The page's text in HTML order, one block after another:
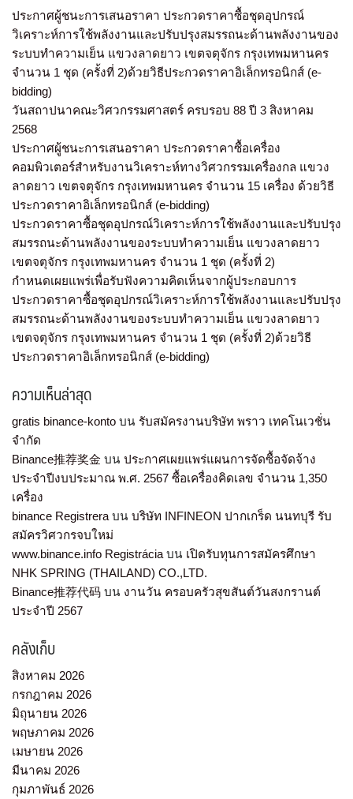
ประกาศผู้ชนะการเสนอราคา ประกวดราคาซื้อชุดอุปกรณ์
วิเคราะห์การใช้พลังงานและปรับปรุงสมรรถนะด้านพลังงานของ
ระบบทำความเย็น แขวงลาดยาว เขตจตุจักร กรุงเทพมหานคร
จำนวน 1 ชุด (ครั้งที่ 2)ด้วยวิธีประกวดราคาอิเล็กทรอนิกส์ (e-
bidding)
วันสถาปนาคณะวิศวกรรมศาสตร์ ครบรอบ 88 ปี 3 สิงหาคม
2568
ประกาศผู้ชนะการเสนอราคา ประกวดราคาซื้อเครื่อง
คอมพิวเตอร์สำหรับงานวิเคราะห์ทางวิศวกรรมเครื่องกล แขวง
ลาดยาว เขตจตุจักร กรุงเทพมหานคร จำนวน 15 เครื่อง ด้วยวิธี
ประกวดราคาอิเล็กทรอนิกส์ (e-bidding)
ประกวดราคาซื้อชุดอุปกรณ์วิเคราะห์การใช้พลังงานและปรับปรุง
สมรรถนะด้านพลังงานของระบบทำความเย็น แขวงลาดยาว
เขตจตุจักร กรุงเทพมหานคร จำนวน 1 ชุด (ครั้งที่ 2)
กำหนดเผยแพร่เพื่อรับฟังความคิดเห็นจากผู้ประกอบการ
ประกวดราคาซื้อชุดอุปกรณ์วิเคราะห์การใช้พลังงานและปรับปรุง
สมรรถนะด้านพลังงานของระบบทำความเย็น แขวงลาดยาว
เขตจตุจักร กรุงเทพมหานคร จำนวน 1 ชุด (ครั้งที่ 2)ด้วยวิธี
ประกวดราคาอิเล็กทรอนิกส์ (e-bidding)
ความเห็นล่าสุด
gratis binance-konto บน รับสมัครงานบริษัท พราว เทคโนเวชั่น
จำกัด
Binance推荐奖金 บน ประกาศเผยแพร่แผนการจัดซื้อจัดจ้าง
ประจำปีงบประมาณ พ.ศ. 2567 ซื้อเครื่องคิดเลข จำนวน 1,350
เครื่อง
binance Registrera บน บริษัท INFINEON ปากเกร็ด นนทบุรี รับ
สมัครวิศวกรจบใหม่
www.binance.info Registrácia บน เปิดรับทุนการสมัครศึกษา
NHK SPRING (THAILAND) CO.,LTD.
Binance推荐代码 บน งานวัน ครอบครัวสุขสันต์วันสงกรานต์
ประจำปี 2567
คลังเก็บ
สิงหาคม 2026
กรกฎาคม 2026
มิถุนายน 2026
พฤษภาคม 2026
เมษายน 2026
มีนาคม 2026
กุมภาพันธ์ 2026